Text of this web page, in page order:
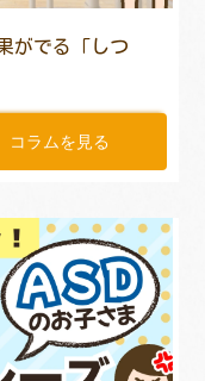
がでる「しつ
コラムを見る